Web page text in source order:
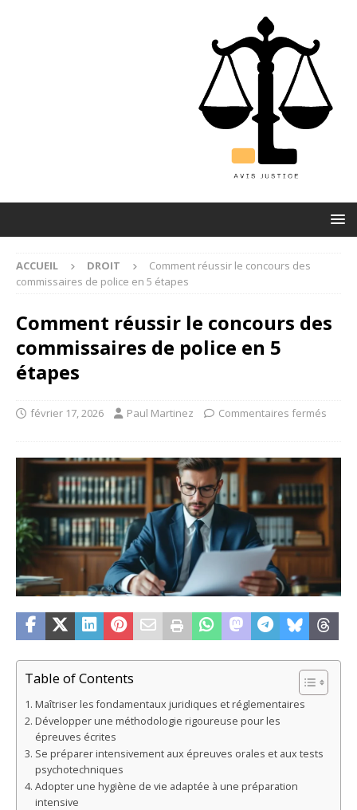
ACCUEIL DROIT
Comment réussir le concours des
commissaires de police en 5 étapes
Comment réussir le concours des
commissaires de police en 5
étapes
février 17, 2026 Paul Martinez Commentaires fermés
Table of Contents
Maîtriser les fondamentaux juridiques et réglementaires
Développer une méthodologie rigoureuse pour les
épreuves écrites
Se préparer intensivement aux épreuves orales et aux tests
psychotechniques
Adopter une hygiène de vie adaptée à une préparation
intensive